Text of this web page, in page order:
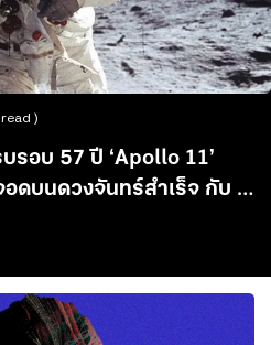
)
อบ 57 ปี ‘Apollo 11’
ดบนดวงจันทร์สำเร็จ กับ 5
คนไม่เคยรู้ และบทสรุป…ถ้า